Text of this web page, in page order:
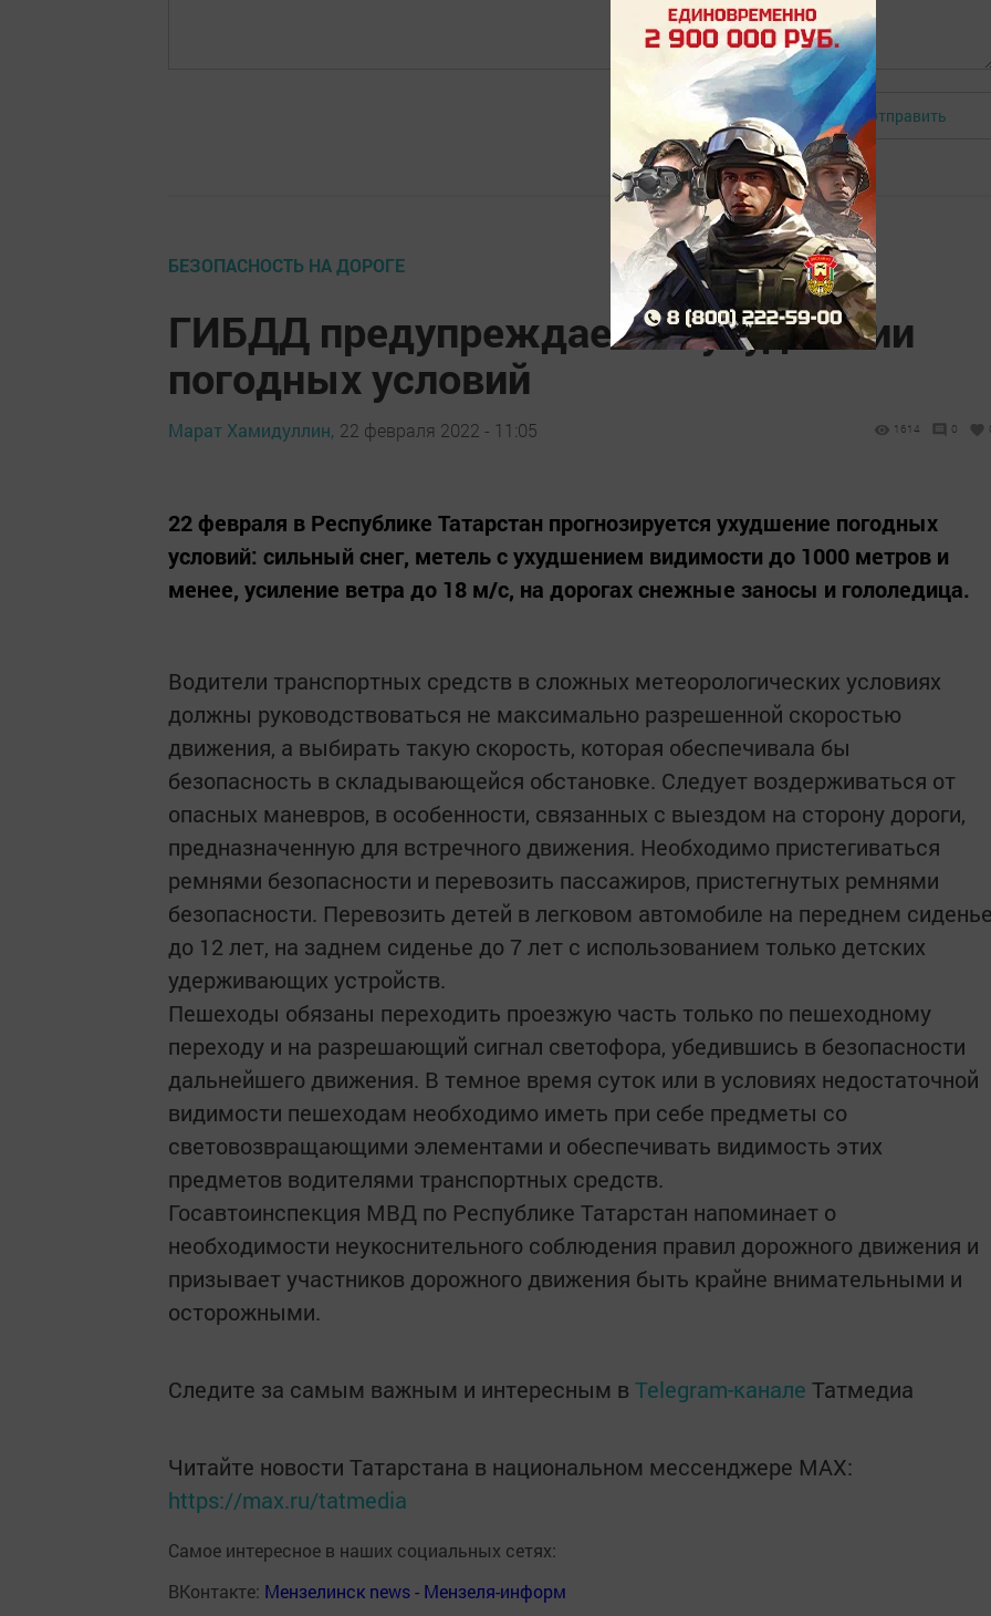
Авторизоваться Отправить
БЕЗОПАСНОСТЬ НА ДОРОГЕ
ГИБДД предупреждает об ухудшении
погодных условий
Марат Хамидуллин, 22 февраля 2022 - 11:05 1614 0
22 февраля в Республике Татарстан прогнозируется ухудшение погодных
условий: сильный снег, метель с ухудшением видимости до 1000 метров и
менее, усиление ветра до 18 м/с, на дорогах снежные заносы и гололедица.
Водители транспортных средств в сложных метеорологических условиях
должны руководствоваться не максимально разрешенной скоростью
движения, а выбирать такую скорость, которая обеспечивала бы
безопасность в складывающейся обстановке. Следует воздерживаться от
опасных маневров, в особенности, связанных с выездом на сторону дороги,
предназначенную для встречного движения. Необходимо пристегиваться
ремнями безопасности и перевозить пассажиров, пристегнутых ремнями
безопасности. Перевозить детей в легковом автомобиле на переднем
до 12 лет, на заднем сиденье до 7 лет с использованием только детских
удерживающих устройств.
Пешеходы обязаны переходить проезжую часть только по пешеходному
переходу и на разрешающий сигнал светофора, убедившись в безопасности
дальнейшего движения. В темное время суток или в условиях недостаточной
видимости пешеходам необходимо иметь при себе предметы со
световозвращающими элементами и обеспечивать видимость этих
предметов водителями транспортных средств.
Госавтоинспекция МВД по Республике Татарстан напоминает о
необходимости неукоснительного соблюдения правил дорожного движения и
призывает участников дорожного движения быть крайне внимательными и
осторожными.
Следите за самым важным и интересным в Telegram-канале Татмедиа
Читайте новости Татарстана в национальном мессенджере MАХ:
https://max.ru/tatmedia
Самое интересное в наших социальных сетях:
ВКонтакте: Мензелинск news - Мензеля-информ